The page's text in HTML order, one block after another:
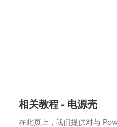
相关教程 - 电源壳
在此页上，我们提供对与